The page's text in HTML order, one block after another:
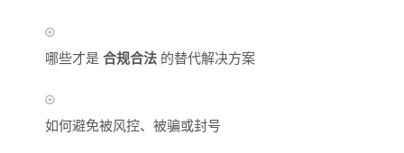
哪些才是合规合法 的替代解决方案
如何避免被风控、被骗或封号